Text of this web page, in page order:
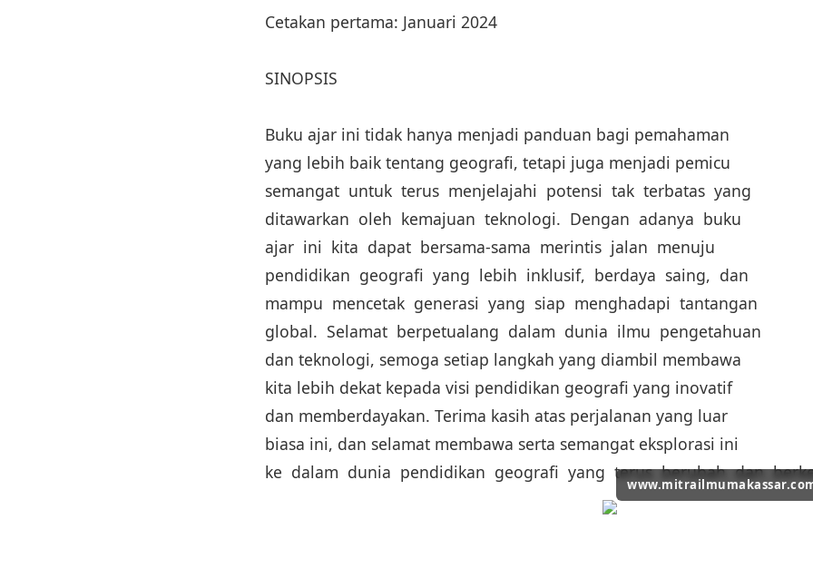
Cetakan pertama: Januari 2024
SINOPSIS
Buku ajar ini tidak hanya menjadi panduan bagi pemahaman
yang lebih baik tentang geografi, tetapi juga menjadi pemicu
semangat untuk terus menjelajahi potensi tak terbatas yang
ditawarkan oleh kemajuan teknologi. Dengan adanya buku
ajar ini kita dapat bersama-sama merintis jalan menuju
pendidikan geografi yang lebih inklusif, berdaya saing, dan
mampu mencetak generasi yang siap menghadapi tantangan
global. Selamat berpetualang dalam dunia ilmu pengetahuan
dan teknologi, semoga setiap langkah yang diambil membawa
kita lebih dekat kepada visi pendidikan geografi yang inovatif
dan memberdayakan. Terima kasih atas perjalanan yang luar
biasa ini, dan selamat membawa serta semangat eksplorasi ini
ke dalam dunia pendidikan geografi yang terus berubah dan